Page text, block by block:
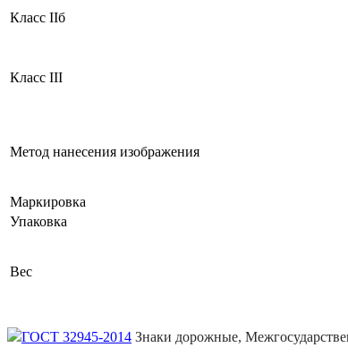
Класс IIб
Класс III
Метод нанесения изображения
Маркировка
Упаковка
Вес
ГОСТ 32945-2014 Знаки дорожные,